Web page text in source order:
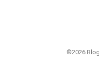
©2026